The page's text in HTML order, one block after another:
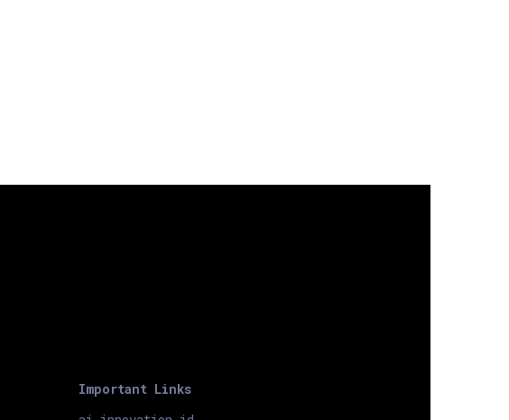
Important Links